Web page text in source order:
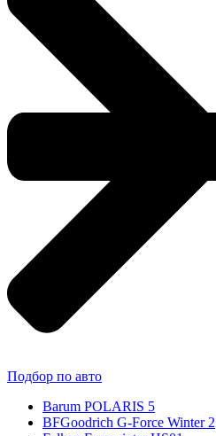
Подбор по авто
Barum POLARIS 5
BFGoodrich G-Force Winter 2